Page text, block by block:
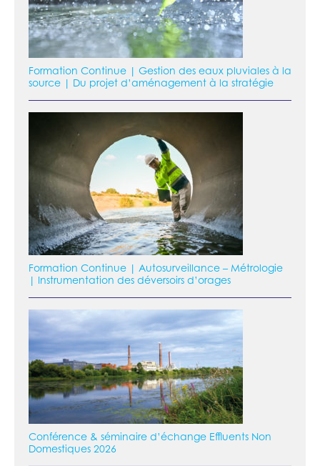
Formation Continue | Gestion des eaux pluviales à la
source | Du projet d’aménagement à la stratégie
Formation Continue | Autosurveillance – Métrologie
| Instrumentation des déversoirs d’orages
Conférence & séminaire d’échange Effluents Non
Domestiques 2026